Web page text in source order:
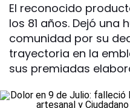
El reconocido
los 81 años. Dejó una
comunidad por su
trayectoria en la
sus premiadas